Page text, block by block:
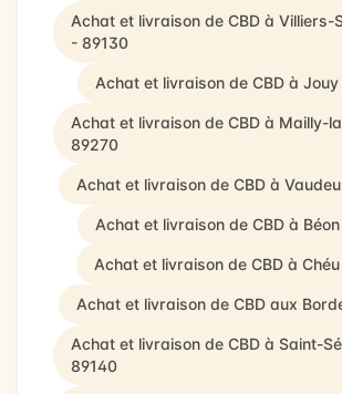
Achat et livraison de CBD à Villiers-
- 89130
Achat et livraison de CBD à
Achat et livraison de CBD à Mailly-
89270
Achat et livraison de CBD à
Achat et livraison de CBD à
Achat et livraison de CBD à
Achat et livraison de CBD aux
Achat et livraison de CBD à Saint-
89140